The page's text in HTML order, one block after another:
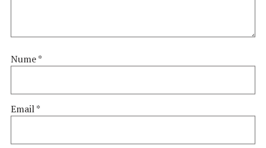
Nume*
Email*